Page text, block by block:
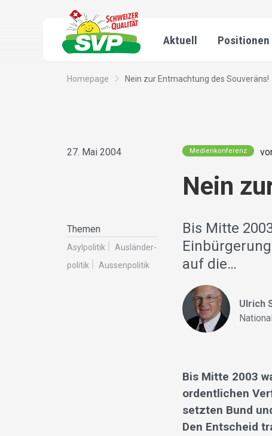
Aktuell Positionen
Homepage Nein zur Entmachtung des Souveräns!
27. Mai 2004
Themen
Asylpolitik
Ausländer­
politik
Aussenpolitik
Medienkonferenz
Nein
Bis Mitte
auf die…
Ulrich
Bis Mitte 2003
ordentlichen
setzten Bund
Den Entscheid